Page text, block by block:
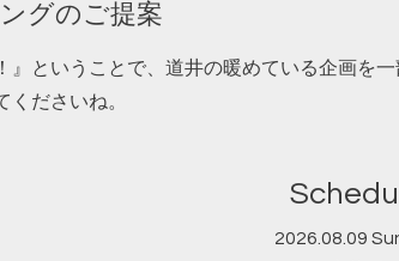
グのご提案
』ということで、道井の暖めている企画を
くださいね。
2026.08.09